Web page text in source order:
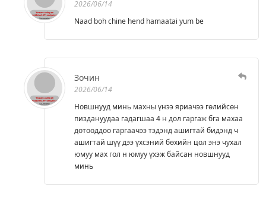
2026/06/14
Naad boh chine hend hamaatai yum be
Зочин
2026/06/14
Новшнууд минь махны үнээ яриачээ гөлийсөн
пиздануудаа гадагшаа 4 н дол гаргаж бга махаа
дотооддоо гаргаачээ тэдэнд ашигтай бидэнд ч
ашигтай шүү дээ үхсэний бөхийн цол энэ чухал
юмуу мах гол н юмуу үхэж байсан новшнууд
минь